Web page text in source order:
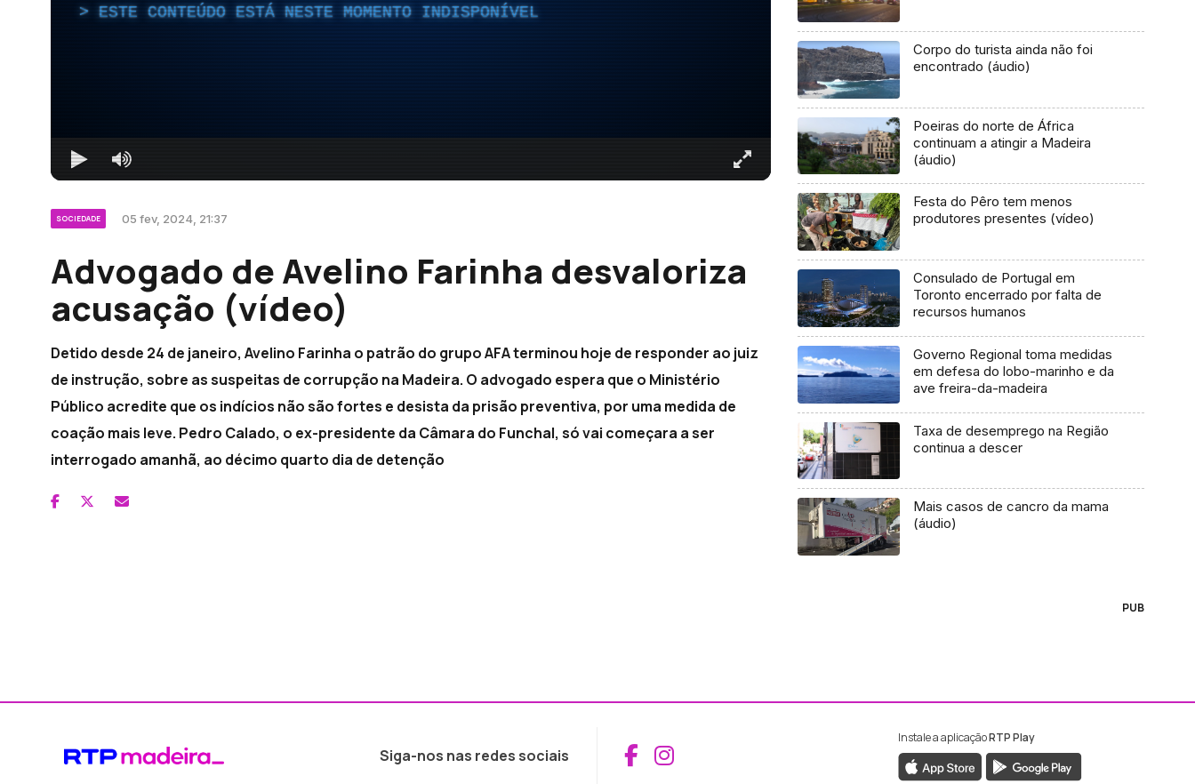
ESTE CONTEÚDO ESTÁ NESTE MOMENTO INDISPONÍVEL
SOCIEDADE 05 fev, 2024, 21:37
Advogado de Avelino Farinha desvaloriza
acusação (vídeo)
Detido desde 24 de janeiro, Avelino Farinha o patrão do grupo AFA terminou hoje de responder ao juiz
de instrução, sobre as suspeitas de corrupção na Madeira. O advogado espera que o Ministério
Público acredite que os indícios não são fortes e desista da prisão preventiva, por uma medida de
coação mais leve. Pedro Calado, o ex-presidente da Câmara do Funchal, só vai começara a ser
interrogado amanhã, ao décimo quarto dia de detenção
Corpo do turista ainda não foi
encontrado (áudio)
Poeiras do norte de África
continuam a atingir a Madeira
(áudio)
Festa do Pêro tem menos
produtores presentes (vídeo)
Consulado de Portugal em
Toronto encerrado por falta de
recursos humanos
Governo Regional toma medidas
em defesa do lobo-marinho e da
ave freira-da-madeira
Taxa de desemprego na Região
continua a descer
Mais casos de cancro da mama
(áudio)
PUB
Siga-nos nas redes sociais Aceder ao Facebook da RTP Madeira
Aceder ao Instagram da RTP Madeira
Instale a aplicaçãoRTP Play